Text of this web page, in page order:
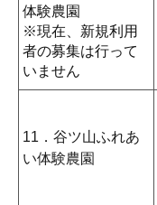
体験農園
※現在、新規利用
者の募集は行って
いません
11．谷ツ山ふれあ
い体験農園